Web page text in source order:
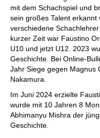
mit dem Schachspiel und
sein großes Talent erkannt
verschiedene
kurzer Zeit war Faustino
U10 und jetzt U12. 2023
Geschichte. Bei Online-
Jahr Siege gegen Magnus
Nakamura.
Im Juni 2024 erzielte
wurde mit 10 Jahren 8
Abhimanyu Mishra der
Geschichte.